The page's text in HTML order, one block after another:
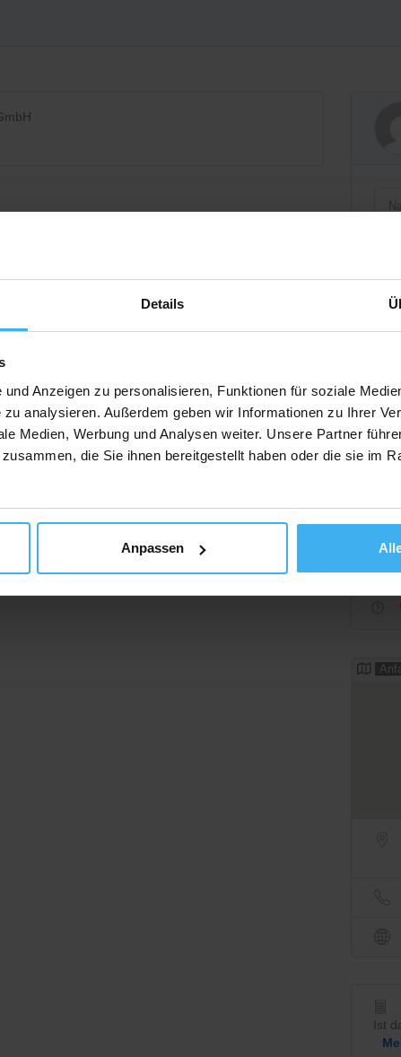
Details
Anzeigen zu personalisieren, Funktionen für soziale
analysieren. Außerdem geben wir Informationen zu Ihrer
Medien, Werbung und Analysen weiter. Unsere Partner
die Sie ihnen bereitgestellt haben oder die sie im
Anpassen
Ist